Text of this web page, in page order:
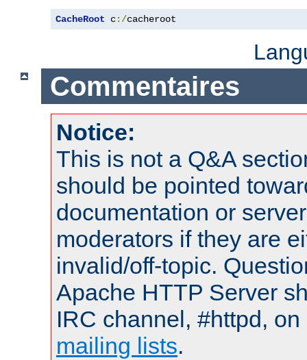
CacheRoot c:/cacheroot
Commentaires
Notice:
This is not a Q&A
should be pointed
documentation or
moderators if they are
invalid/off-topic.
Apache HTTP Server
IRC channel, #httpd,
mailing lists.